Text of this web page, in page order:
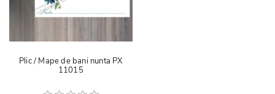
Plic / Mape de bani nunta PX
11015